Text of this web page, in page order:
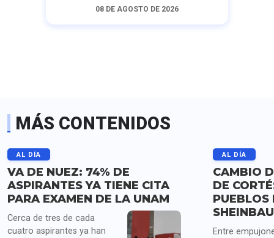
08 DE AGOSTO DE 2026
MÁS CONTENIDOS
AL DÍA
VA DE NUEZ: 74% DE
ASPIRANTES YA TIENE CITA
PARA EXAMEN DE LA UNAM
Cerca de tres de cada
cuatro aspirantes ya han
AL DÍA
CAMBIO
DE
PUEBLOS
Entre